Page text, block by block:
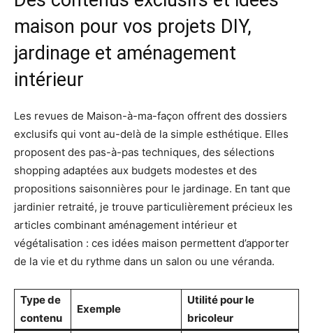
maison pour vos projets DIY,
jardinage et aménagement
intérieur
Les revues de Maison-à-ma-façon offrent des dossiers
exclusifs qui vont au-delà de la simple esthétique. Elles
proposent des pas-à-pas techniques, des sélections
shopping adaptées aux budgets modestes et des
propositions saisonnières pour le jardinage. En tant que
jardinier retraité, je trouve particulièrement précieux les
articles combinant aménagement intérieur et
végétalisation : ces idées maison permettent d’apporter
de la vie et du rythme dans un salon ou une véranda.
Type de
contenu
Exemple
Utilité pour le
bricoleur